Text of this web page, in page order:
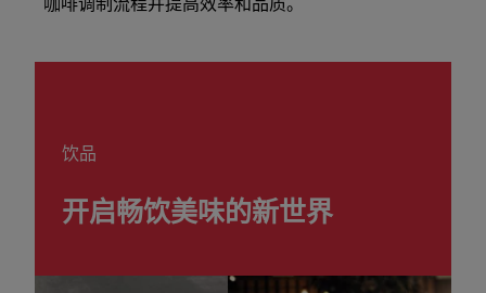
饮品
开启畅饮美味的新世界